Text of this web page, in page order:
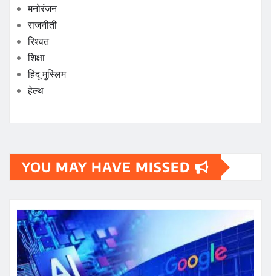
मनोरंजन
राजनीती
रिश्वत
शिक्षा
हिंदू मुस्लिम
हेल्थ
YOU MAY HAVE MISSED